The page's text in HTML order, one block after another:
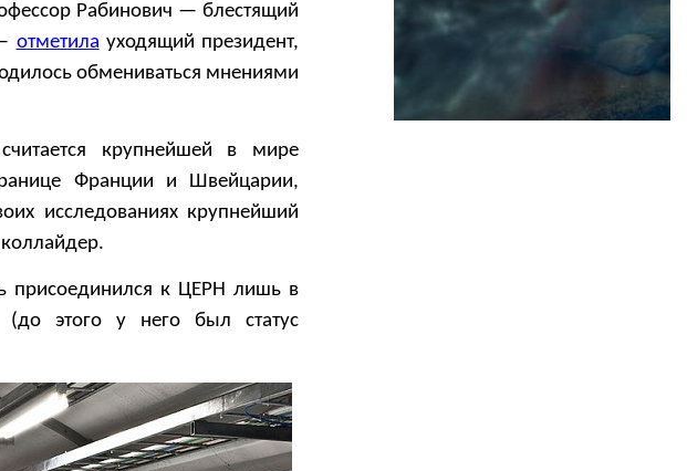
Рабинович — блестящий
отметила уходящий президент,
обмениваться мнениями
крупнейшей в мире
Франции и Швейцарии,
исследованиях крупнейший
присоединился к ЦЕРН лишь в
(до этого у него был статус